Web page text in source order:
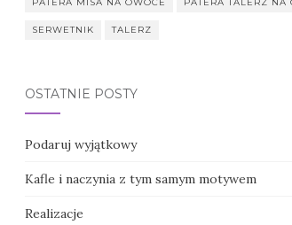
SERWETNIK TALERZ
OSTATNIE POSTY
Podaruj wyjątkowy
Kafle i naczynia z tym samym motywem
Realizacje